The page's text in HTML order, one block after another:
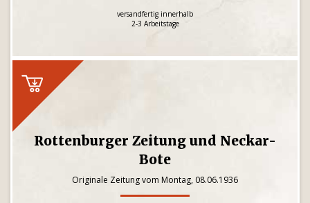
versandfertig innerhalb
2-3 Arbeitstage
Rottenburger Zeitung und Neckar-
Bote
Originale Zeitung vom Montag, 08.06.1936